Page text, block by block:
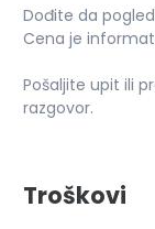
Dođite da
Cena je
Pošaljite upit ili
razgovor.
Troškovi